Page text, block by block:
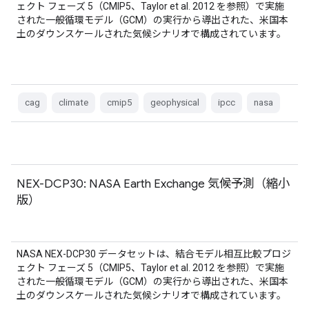
ェクト フェーズ 5（CMIP5、Taylor et al. 2012 を参照）で実施
された一般循環モデル（GCM）の実行から導出された、米国本
土のダウンスケールされた気候シナリオで構成されています。
cag climate cmip5 geophysical ipcc nasa
NEX-DCP30: NASA Earth Exchange 気候予測（縮小
版）
NASA NEX-DCP30 データセットは、結合モデル相互比較プロジ
ェクト フェーズ 5（CMIP5、Taylor et al. 2012 を参照）で実施
された一般循環モデル（GCM）の実行から導出された、米国本
土のダウンスケールされた気候シナリオで構成されています。